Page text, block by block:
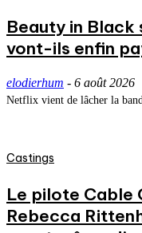
Beauty in Black
vont-ils enfin
elodierhum - 6 août 2026
Netflix vient de lâcher la
Castings
Le pilote Cable
Rebecca